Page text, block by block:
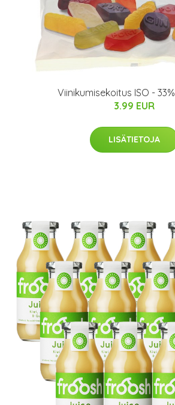
Viinikumisekoitus ISO -
3.99 EUR
LISÄTIETOJA